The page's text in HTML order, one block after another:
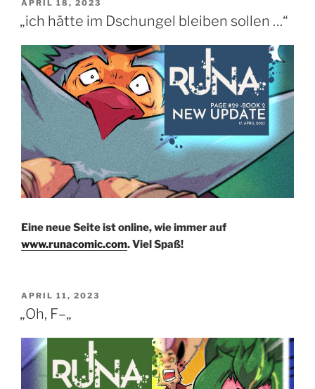
VERÖFFENTLICHT
AM
APRIL 18, 2023
„ich hätte im Dschungel bleiben sollen …“
Eine neue Seite ist online, wie immer auf
www.runacomic.com. Viel Spaß!
VERÖFFENTLICHT
AM
APRIL 11, 2023
„Oh, F–„